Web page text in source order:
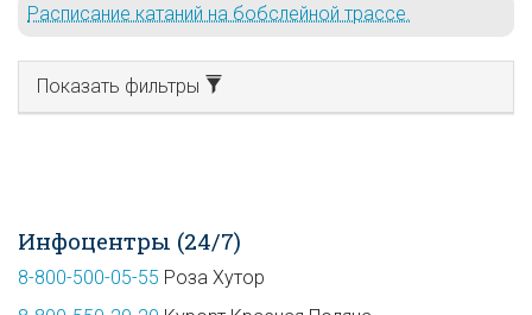
Расписание катаний на бобслейной трассе.
Показать фильтры
Инфоцентры (24/7)
8-800-500-05-55 Роза Хутор